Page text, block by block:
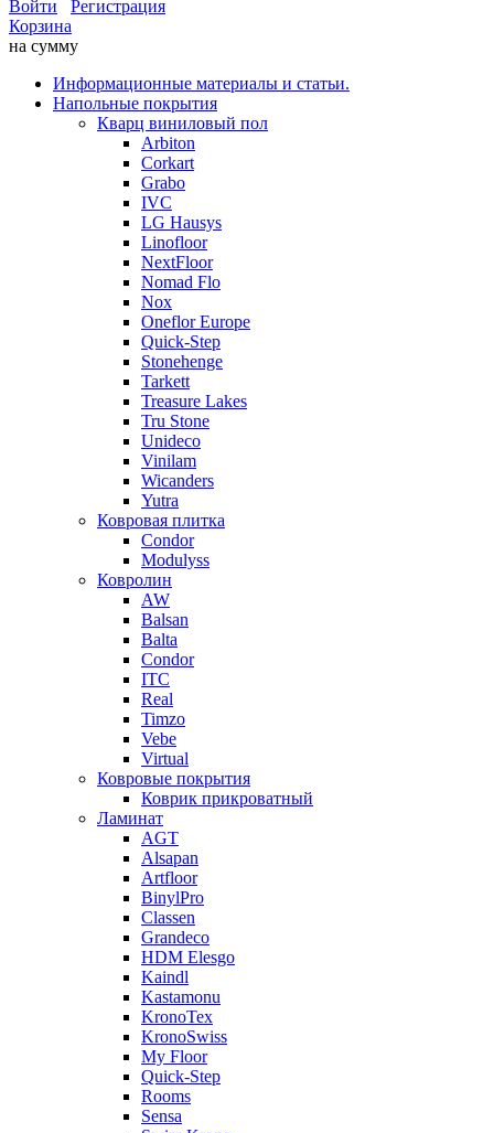
Войти
Регистрация
Корзина
на сумму
Информационные материалы и статьи.
Напольные покрытия
Кварц виниловый пол
Arbiton
Corkart
Grabo
IVC
LG Hausys
Linofloor
NextFloor
Nomad Flo
Nox
Oneflor Europe
Quick-Step
Stonehenge
Tarkett
Treasure Lakes
Tru Stone
Unideco
Vinilam
Wicanders
Yutra
Ковровая плитка
Condor
Modulyss
Ковролин
AW
Balsan
Balta
Condor
ITC
Real
Timzo
Vebe
Virtual
Ковровые покрытия
Коврик прикроватный
Ламинат
AGT
Alsapan
Artfloor
BinylPro
Classen
Grandeco
HDM Elesgo
Kaindl
Kastamonu
KronoTex
KronoSwiss
My Floor
Quick-Step
Rooms
Sensa